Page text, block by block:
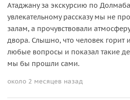
Атаджану за экскурсию по
увлекательному рассказу мы не
залам, а прочувствовали
двора. Слышно, что человек горит
любые вопросы и показал такие
мы бы прошли сами.
около 2 месяцев назад